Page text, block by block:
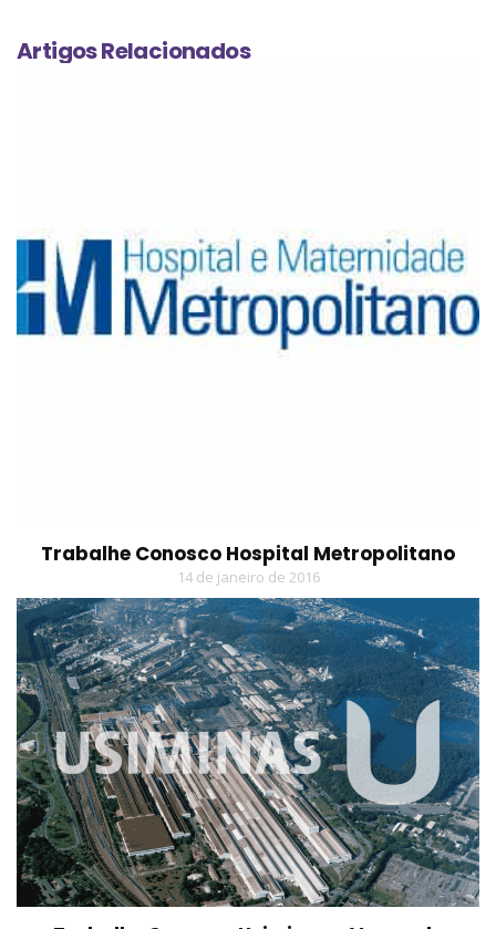
Artigos Relacionados
Trabalhe Conosco Hospital Metropolitano
14 de janeiro de 2016